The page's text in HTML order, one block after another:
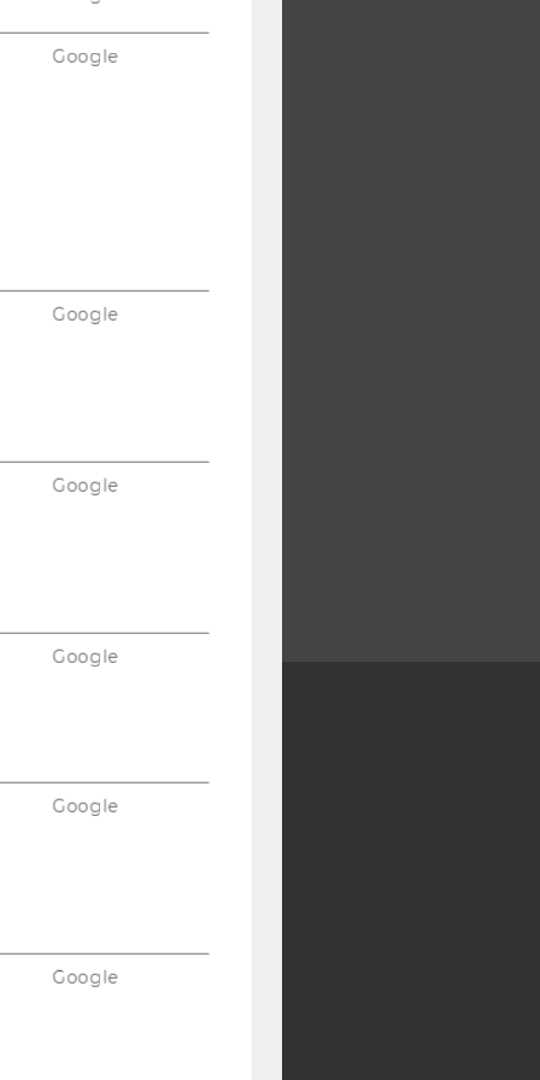
Google
Google
Google
Google
Google
Google